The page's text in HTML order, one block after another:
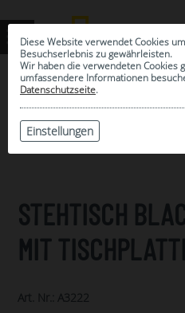
Diese Website verwendet Cookies
Besuchserlebnis zu gewährleisten.
Wir haben die verwendeten Cookies
umfassendere Informationen
Datenschutzseite.
Einstellungen
ARCHIV
STEHTISCH
MIT
Art. Nr.: A3222